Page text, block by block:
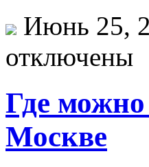
Июнь 25,
отключены
Где можно
Москве